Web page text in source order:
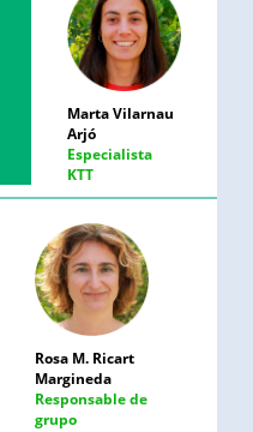
Marta Vilarnau
Arjó
Especialista
KTT
Rosa M. Ricart
Margineda
Responsable de
grupo